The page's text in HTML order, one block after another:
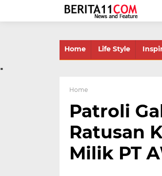
Home Life Style
.
Home
Patroli
Ratusan
Milik PT